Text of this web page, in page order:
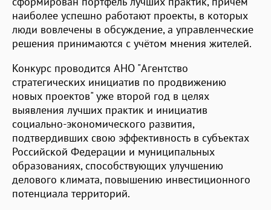
наиболее успешно работают проекты, в которых
люди вовлечены в обсуждение, а управленческие
решения принимаются с учётом мнения жителей.
Конкурс проводится АНО "Агентство
стратегических инициатив по продвижению
новых проектов" уже второй год в целях
выявления лучших практик и инициатив
социально-экономического развития,
подтвердивших свою эффективность в субъектах
Российской Федерации и муниципальных
образованиях, способствующих улучшению
делового климата, повышению инвестиционного
потенциала территорий.